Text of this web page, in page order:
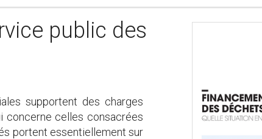
public des
supportent des charges
concerne celles consacrées
portent essentiellement sur